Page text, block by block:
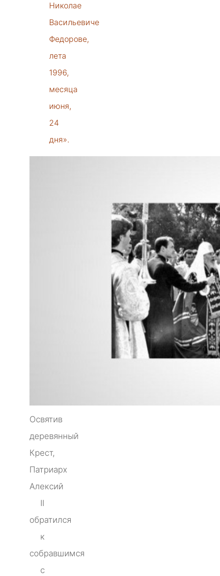
Николае
Васильевиче
Федорове,
лета
1996,
месяца
июня,
24
дня».
Освятив
деревянный
Крест,
Патриарх
Алексий
II
обратился
к
собравшимся
с